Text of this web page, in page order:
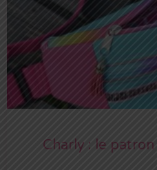
Charly : le